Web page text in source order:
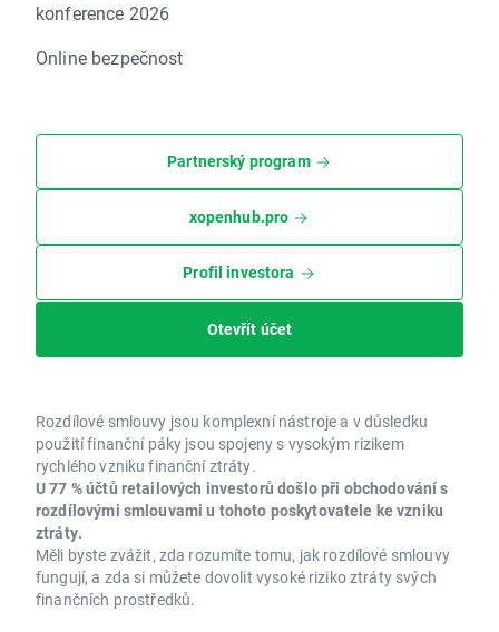
konference 2026
Online bezpečnost
Partnerský program
xopenhub.pro
Profil investora
Otevřít účet
Rozdílové smlouvy jsou komplexní nástroje a v důsledku
použití finanční páky jsou spojeny s vysokým rizikem
rychlého vzniku finanční ztráty.
U 77 % účtů retailových investorů došlo při obchodování s
rozdílovými smlouvami u tohoto poskytovatele ke vzniku
ztráty.
Měli byste zvážit, zda rozumíte tomu, jak rozdílové smlouvy
fungují, a zda si můžete dovolit vysoké riziko ztráty svých
finančních prostředků.